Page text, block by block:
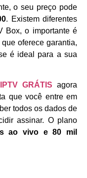
o seu preço pode
. Existem diferentes
Box, o importante é
oferece garantia,
é ideal para a sua
GRÁTIS agora
que você entre em
todos os dados de
assinar. O plano
ao vivo e 80 mil